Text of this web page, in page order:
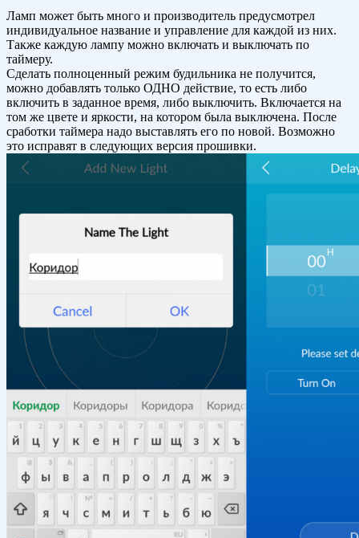
Ламп может быть много и производитель предусмотрел
индивидуальное название и управление для каждой из них.
Также каждую лампу можно включать и выключать по
таймеру.
Сделать полноценный режим будильника не получится,
можно добавлять только ОДНО действие, то есть либо
включить в заданное время, либо выключить. Включается на
том же цвете и яркости, на котором была выключена. После
сработки таймера надо выставлять его по новой. Возможно
это исправят в следующих версия прошивки.